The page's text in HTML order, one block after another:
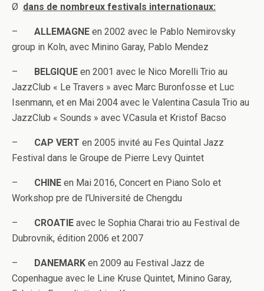
Ø dans de nombreux festivals internationaux:
– ALLEMAGNE en 2002 avec le Pablo Nemirovsky
group in Koln, avec Minino Garay, Pablo Mendez
– BELGIQUE en 2001 avec le Nico Morelli Trio au
JazzClub « Le Travers » avec Marc Buronfosse et Luc
Isenmann, et en Mai 2004 avec le Valentina Casula Trio au
JazzClub « Sounds » avec V.Casula et Kristof Bacso
– CAP VERT en 2005 invité au Fes Quintal Jazz
Festival dans le Groupe de Pierre Levy Quintet
– CHINE en Mai 2016, Concert en Piano Solo et
Workshop pre de l’Université de Chengdu
– CROATIE avec le Sophia Charai trio au Festival de
Dubrovnik, édition 2006 et 2007
– DANEMARK en 2009 au Festival Jazz de
Copenhague avec le Line Kruse Quintet, Minino Garay,